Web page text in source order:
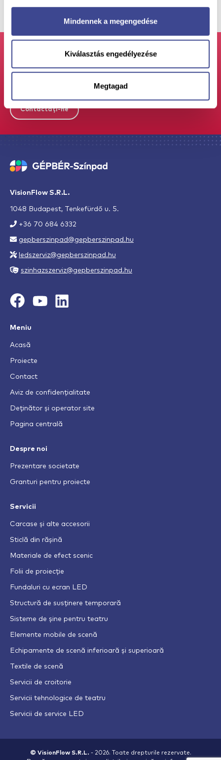
Mindennek a megengedése
Kiválasztás engedélyezése
Megtagad
VisionFlow S.R.L.
1048 Budapest, Tenkefürdő u. 5.
+36 70 684 6332
gepberszinpad@gepberszinpad.hu
ledszerviz@gepberszinpad.hu
szinhazszerviz@gepberszinpad.hu
Te-am convins cu privire la
Să vorbim personal despre
Contactați-ne
Meniu
Acasă
Proiecte
Contact
Aviz de confidențialitate
Deținător și operator site
Pagina centrală
Despre noi
Prezentare societate
Granturi pentru proiecte
Servicii
Carcase și alte accesorii
Sticlă din rășină
Materiale de efect scenic
Folii de proiecție
Fundaluri cu ecran LED
Structură de susținere temporară
Sisteme de șine pentru teatru
Elemente mobile de scenă
Echipamente de scenă inferioară și superioară
Textile de scenă
Servicii de croitorie
Servicii tehnologice de teatru
Servicii de service LED
© VisionFlow S.R.L. - 2026. Toate drepturile rezervate.